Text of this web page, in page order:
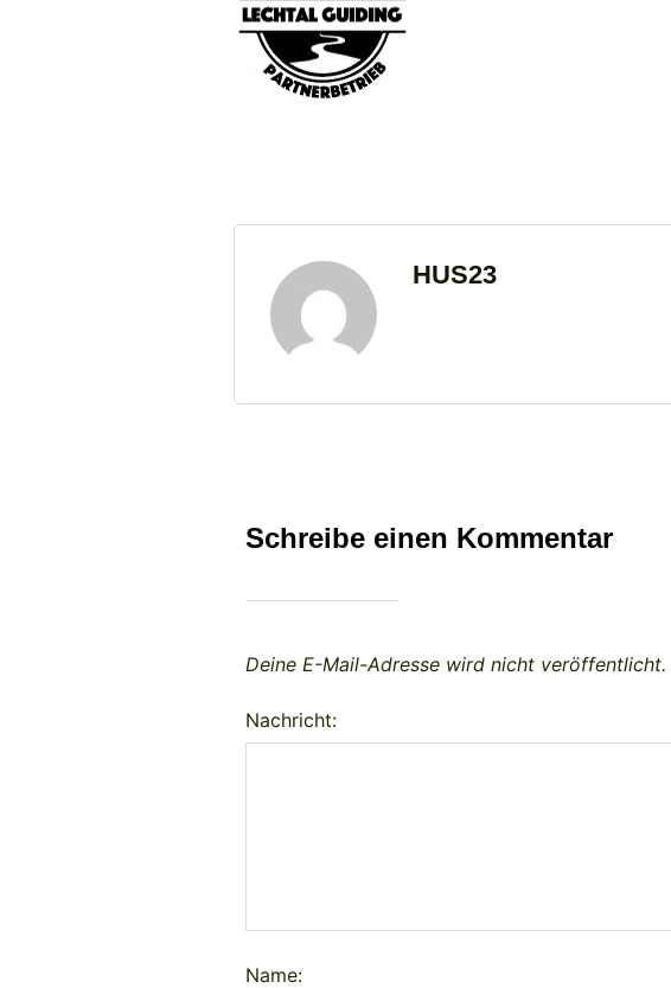
HUS23
Schreibe einen Kommentar
Deine E-Mail-Adresse wird nicht veröffentlicht.
Nachricht:
Name: